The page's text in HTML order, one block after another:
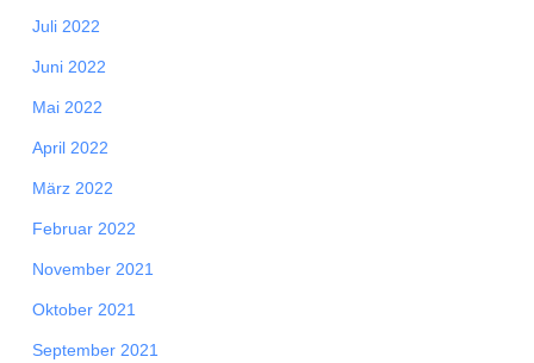
Juli 2022
Juni 2022
Mai 2022
April 2022
März 2022
Februar 2022
November 2021
Oktober 2021
September 2021